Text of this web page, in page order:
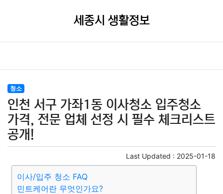
세종시 생활정보
청소
인천 서구 가좌1동 이사청소 입주청소
가격, 전문 업체 선정 시 필수 체크리스트
공개!
Last Updated : 2025-01-18
이사/입주 청소 FAQ
민트케어란 무엇인가요?